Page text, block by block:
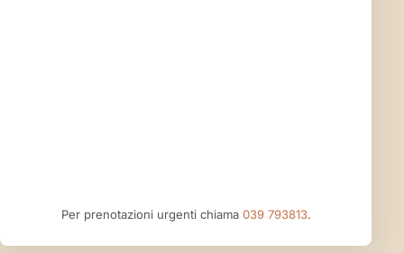
Per prenotazioni urgenti chiama 039 793813.